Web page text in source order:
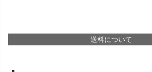
送料について